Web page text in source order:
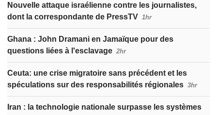
Nouvelle attaque israélienne contre les journalistes,
dont la correspondante de PressTV 1hr
Ghana : John Dramani en Jamaïque pour des
questions liées à l'esclavage 2hr
Ceuta: une crise migratoire sans précédent et les
spéculations sur des responsabilités régionales 3hr
Iran : la technologie nationale surpasse les systèmes